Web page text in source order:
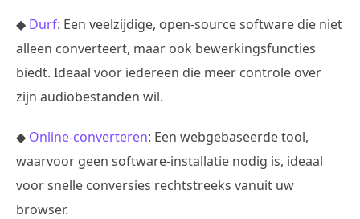
◆ Durf: Een veelzijdige, open-source software die niet
alleen converteert, maar ook bewerkingsfuncties
biedt. Ideaal voor iedereen die meer controle over
zijn audiobestanden wil.
◆ Online-converteren: Een webgebaseerde tool,
waarvoor geen software-installatie nodig is, ideaal
voor snelle conversies rechtstreeks vanuit uw
browser.